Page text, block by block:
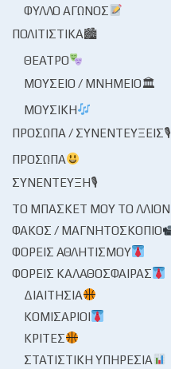
ΦΎΛΛΟ ΑΓΏΝΟΣ
ΠΟΛΙΤΙΣΤΙΚΆ🏙
ΘΈΑΤΡΟ
ΜΟΥΣΕΊΟ / ΜΝΗΜΕΊΟ🏛
ΜΟΥΣΙΚΉ
ΠΡΌΣΩΠΑ / ΣΥΝΕΝΤΕΎΞΕΙΣ🎙
ΠΡΌΣΩΠΑ
ΣΥΝΈΝΤΕΥΞΗ🎙
ΤΟ ΜΠΆΣΚΕΤ ΜΟΥ ΤΟ ΛΛΊΟΝ
ΦΑΚΌΣ / ΜΑΓΝΗΤΟΣΚΌΠΙΟ
ΦΟΡΕΊΣ ΑΘΛΗΤΙΣΜΟΎ
ΦΟΡΕΊΣ ΚΑΛΑΘΌΣΦΑΙΡΑΣ
ΔΙΑΙΤΗΣΊΑ
ΚΟΜΙΣΆΡΙΟΙ
ΚΡΙΤΈΣ
ΣΤΑΤΙΣΤΙΚΉ ΥΠΗΡΕΣΊΑ